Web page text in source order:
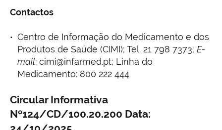
Contactos
Centro de Informação do Medicamento e dos
Produtos de Saúde (CIMI); Tel. 21 798 7373; E-
mail: cimi@infarmed.pt; Linha do
Medicamento: 800 222 444
Circular Informativa
Nº124/CD/100.20.200 Data: